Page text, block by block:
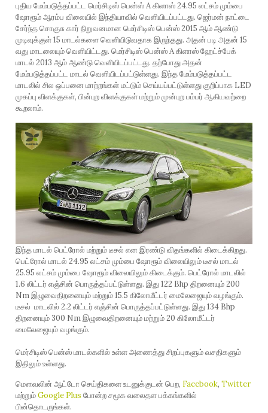
புதிய மேம்படுத்தப்பட்ட மெர்சிடிஸ் பென்ஸ் A கிளாஸ் 24.95 லட்சம் மும்பை
ஷோரூம் ஆரம்ப விலையில் இந்தியாவில் வெளியிடப்பட்டது. ஜெர்மன் நாட்டை
சேர்ந்த சொகுசு கார் நிறுவனமான மெர்சிடிஸ் பென்ஸ் 2015 ஆம் ஆண்டு
முடிவுக்குள் 15 மாடல்களை வெளியிடுவதாக இருந்தது. அதன் படி அதன் 15
வது மாடலையும் வெளியிட்டது. மெர்சிடிஸ் பென்ஸ் A கிளாஸ் ஹேட்ச்பேக்
மாடல் 2013 ஆம் ஆண்டு வெளியிடப்பட்டது. தற்போது அதன்
மேம்படுத்தப்பட்ட மாடல் வெளியிடப்பட்டுள்ளது. இந்த மேம்படுத்தப்பட்ட
மாடலில் சில ஒப்பனை மாற்றங்கள் மட்டும் செய்யப்பட்டுள்ளது குறிப்பாக LED
முகப்பு விளக்குகள், பின்புற விளக்குகள் மற்றும் முன்புற பம்பர் ஆகியவற்றை
கூறலாம்.
இந்த மாடல் பெட்ரோல் மற்றும் டீசல் என இரண்டு விதங்களில் கிடைக்கிறது.
பெட்ரோல் மாடல் 24.95 லட்சம் மும்பை ஷோரூம் விலையிலும் டீசல் மாடல்
25.95 லட்சம் மும்பை ஷோரூம் விலையிலும் கிடைக்கும். பெட்ரோல் மாடலில்
1.6 லிட்டர் எஞ்சின் பொருத்தப்பட்டுள்ளது. இது 122 Bhp திறனையும் 200
Nm இழுவைதிறனையும் மற்றும் 15.5 கிலோமீட்டர் மைலேஜையும் வழங்கும்.
டீசல் மாடலில் 2.2 லிட்டர் எஞ்சின் பொருத்தப்பட்டுள்ளது. இது 134 Bhp
திறனையும் 300 Nm இழுவைதிறனையும் மற்றும் 20 கிலோமீட்டர்
மைலேஜையும் வழங்கும்.
மெர்சிடிஸ் பென்ஸ் மாடல்களில் உள்ள அணைத்து சிறப்புகளும் வசதிகளும்
இதிலும் உள்ளது.
மௌவலின் ஆட்டோ செய்திகளை உடனுக்குடன் பெற, Facebook, Twitter
மற்றும்Google Plus போன்ற சமூக வலைதள பக்கங்களில்
பின்தொடருங்கள்.